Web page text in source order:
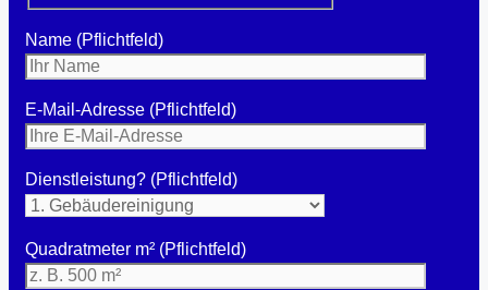
Name (Pflichtfeld)
E-Mail-Adresse (Pflichtfeld)
Dienstleistung? (Pflichtfeld)
Quadratmeter m² (Pflichtfeld)